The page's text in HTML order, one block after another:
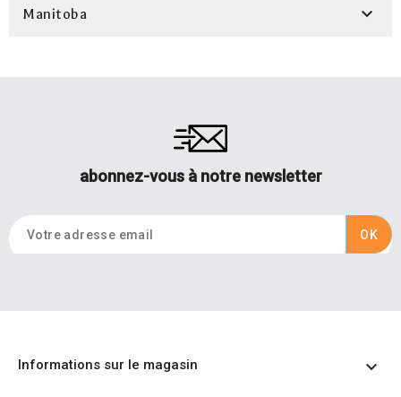
Manitoba 
abonnez-vous à notre newsletter
Informations sur le magasin 